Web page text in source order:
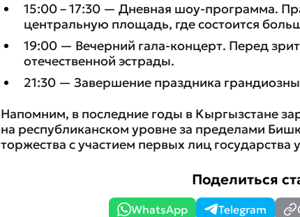
15:00 – 17:30 — Дневная шоу-программа.
центральную площадь, где состоится
19:00 — Вечерний гала-концерт. Перед
отечественной эстрады.
21:30 — Завершение праздника
Напомним, в последние годы в Кыргызстане
на республиканском уровне за пределами
торжества с участием первых лиц
Поделиться
WhatsApp Telegram